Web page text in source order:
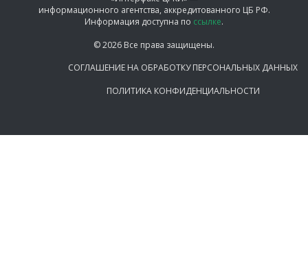
информационного агентства, аккредитованного ЦБ РФ.
Информация доступна по ссылке.
© 2026 Все права защищены.
СОГЛАШЕНИЕ НА ОБРАБОТКУ ПЕРСОНАЛЬНЫХ ДАННЫХ
ПОЛИТИКА КОНФИДЕНЦИАЛЬНОСТИ